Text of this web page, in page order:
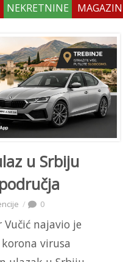
NEKRETNINE
u Srbiju
0
Vučić najavio je
virusa